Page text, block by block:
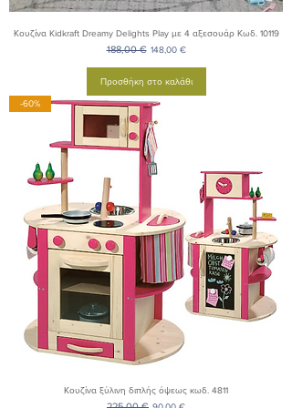
Κουζίνα Kidkraft Dreamy Delights Play με 4 αξεσουάρ Κωδ. 10119
Κανονική τιμή
188,00 € Τιμή Έκπτωσης
148,00 €
Προσθήκη στο καλάθι
-60%
Κουζίνα ξύλινη διπλής όψεως κωδ. 4811
Κανονική τιμήΤιμή Έκπτωσης